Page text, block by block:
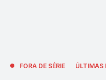
FORA DE SÉRIE ÚLTIMAS